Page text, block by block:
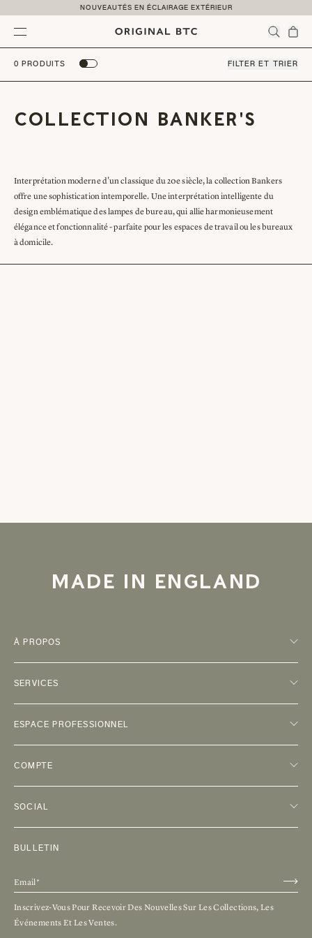
NOUVEAUTÉS EN ÉCLAIRAGE EXTÉRIEUR
Menu
COLLECTION BANKER'S
Interprétation moderne d'un classique du 20e siècle, la collection Bankers
offre une sophistication intemporelle. Une interprétation intelligente du
design emblématique des lampes de bureau, qui allie harmonieusement
élégance et fonctionnalité - parfaite pour les espaces de travail ou les bureaux
à domicile.
0 PRODUITS FILTER ET TRIER
MADE IN ENGLAND
BULLETIN
Inscrivez-Vous Pour Recevoir Des Nouvelles Sur Les Collections, Les
Événements Et Les Ventes.
À PROPOS
SERVICES
ESPACE PROFESSIONNEL
COMPTE
SOCIAL